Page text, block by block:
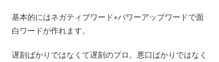
基本的にはネガティブワード+パワーアップワードで面
白ワードが作れます。
遅刻ばかりではなくて遅刻のプロ。悪口ばかりではなく